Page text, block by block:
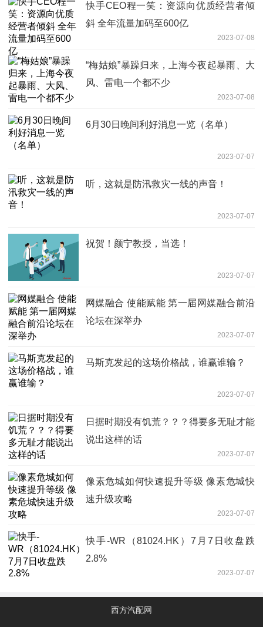
快手CEO程一笑：资源向优质经营者倾
斜 全年流量加码至600亿
2023-07-08
“梅姑娘”暴躁归来，上海今夜起暴雨、大
风、雷电一个都不少
2023-07-08
6月30日晚间利好消息一览（名单）
2023-07-07
听，这就是防汛救灾一线的声音！
2023-07-07
祝贺！颜宁教授，当选！
2023-07-07
网媒融合 使能赋能 第一届网媒融合前沿
论坛在深举办
2023-07-07
马斯克发起的这场价格战，谁赢谁输？
2023-07-07
日据时期没有饥荒？？？得要多无耻才能
说出这样的话
2023-07-07
像素危城如何快速提升等级 像素危城快
速升级攻略
2023-07-07
快手-WR（81024.HK）7月7日收盘跌
2.8%
2023-07-07
西方汽配网